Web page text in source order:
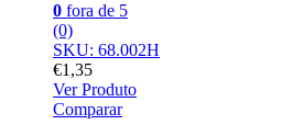
0 fora de 5
(0)
SKU: 68.002H
€1,35
Ver Produto
Comparar